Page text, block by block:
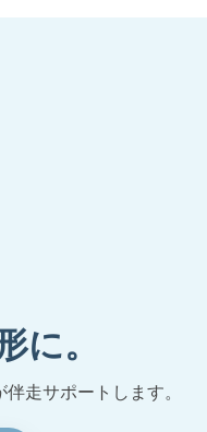
に。
走サポートします。